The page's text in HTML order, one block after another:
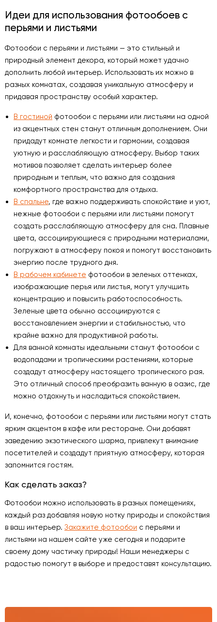
Идеи для использования фотообоев с
перьями и листьями
Фотообои с перьями и листьями — это стильный и
природный элемент декора, который может удачно
дополнить любой интерьер. Использовать их можно в
разных комнатах, создавая уникальную атмосферу и
придавая пространству особый характер.
В гостиной фотообои с перьями или листьями на одной
из акцентных стен станут отличным дополнением. Они
придадут комнате легкости и гармонии, создавая
уютную и расслабляющую атмосферу. Выбор таких
мотивов позволяет сделать интерьер более
природным и теплым, что важно для создания
комфортного пространства для отдыха.
В спальне, где важно поддерживать спокойствие и уют,
нежные фотообои с перьями или листьями помогут
создать расслабляющую атмосферу для сна. Плавные
цвета, ассоциирующиеся с природными материалами,
погружают в атмосферу покоя и помогут восстановить
энергию после трудного дня.
В рабочем кабинете фотообои в зеленых оттенках,
изображающие перья или листья, могут улучшить
концентрацию и повысить работоспособность.
Зеленые цвета обычно ассоциируются с
восстановлением энергии и стабильностью, что
крайне важно для продуктивной работы.
Для ванной комнаты идеальными станут фотообои с
водопадами и тропическими растениями, которые
создадут атмосферу настоящего тропического рая.
Это отличный способ преобразить ванную в оазис, где
можно отдохнуть и насладиться спокойствием.
И, конечно, фотообои с перьями или листьями могут стать
ярким акцентом в кафе или ресторане. Они добавят
заведению экзотического шарма, привлекут внимание
посетителей и создадут приятную атмосферу, которая
запомнится гостям.
Как сделать заказ?
Фотообои можно использовать в разных помещениях,
каждый раз добавляя новую нотку природы и спокойствия
в ваш интерьер. Закажите фотообои с перьями и
листьями на нашем сайте уже сегодня и подарите
своему дому частичку природы! Наши менеджеры с
радостью помогут в выборе и предоставят консультацию.